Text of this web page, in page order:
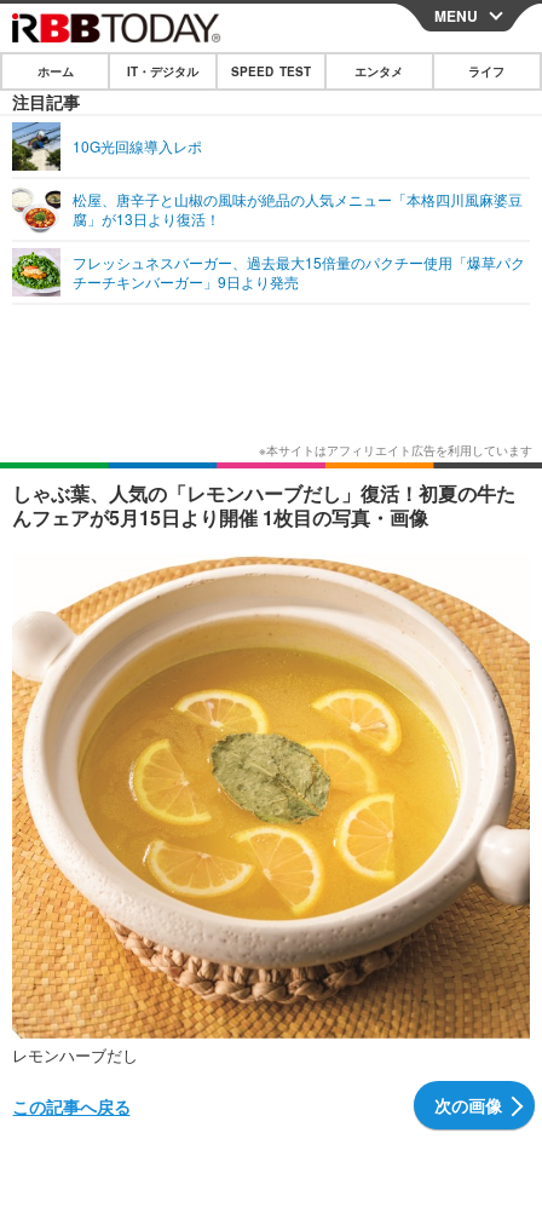
CLOSE
ホーム
IT・デジタル
ネタ
ショッピング その他
エンタメ
エンタメTOP
ショッピング その他
ライフ
MENU
ホーム IT・デジタル SPEED TEST エンタメ ライフ
注目記事
10G光回線導入レポ
松屋、唐辛子と山椒の風味が絶品の人気メニュー「本格四川風麻婆豆
腐」が13日より復活！
フレッシュネスバーガー、過去最大15倍量のパクチー使用「爆草パク
チーチキンバーガー」9日より発売
しゃぶ葉、人気の「レモンハーブだし」復活！初夏の牛た
んフェアが5月15日より開催 1枚目の写真・画像
レモンハーブだし
次の画像
この記事へ戻る